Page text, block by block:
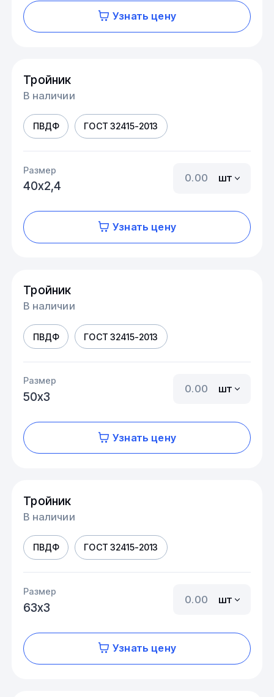
Узнать цену
Тройник
В наличии
ПВДФ ГОСТ 32415-2013
Размер
40х2,4
шт
Узнать цену
Тройник
В наличии
ПВДФ ГОСТ 32415-2013
Размер
50х3
шт
Узнать цену
Тройник
В наличии
ПВДФ ГОСТ 32415-2013
Размер
63х3
шт
Узнать цену